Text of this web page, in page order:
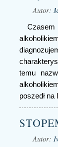
Autor:
temu
poszedł
Autor: